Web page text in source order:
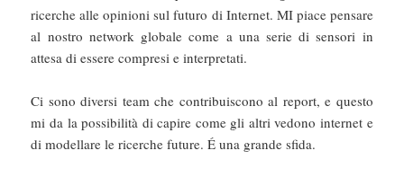
ricerche alle opinioni sul futuro di Internet. MI piace pensare
al nostro network globale come a una serie di sensori in
attesa di essere compresi e interpretati.
Ci sono diversi team che contribuiscono al report, e questo
mi da la possibilità di capire come gli altri vedono internet e
di modellare le ricerche future. É una grande sfida.